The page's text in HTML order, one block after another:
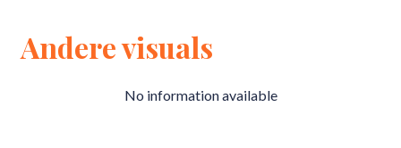
Andere visuals
No information available